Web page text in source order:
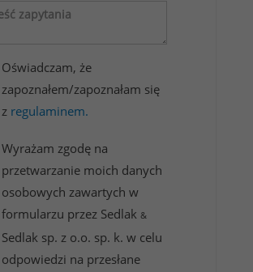
Oświadczam, że
zapoznałem/zapoznałam się
z regulaminem.
Wyrażam zgodę na
przetwarzanie moich danych
osobowych zawartych w
formularzu przez Sedlak &
Sedlak sp. z o.o. sp. k. w celu
odpowiedzi na przesłane